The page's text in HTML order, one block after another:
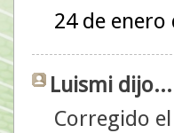
24 de enero
Luismi dijo...
Corregido